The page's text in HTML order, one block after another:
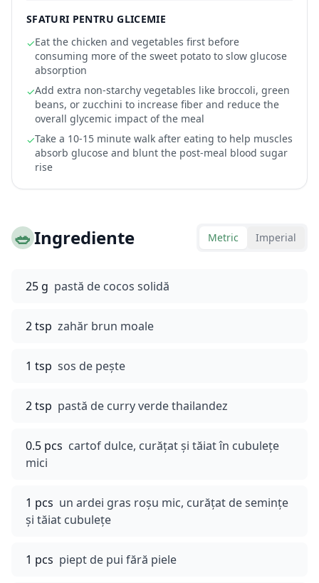
SFATURI PENTRU GLICEMIE
✓Eat the chicken and vegetables first before
consuming more of the sweet potato to slow glucose
absorption
✓Add extra non-starchy vegetables like broccoli, green
beans, or zucchini to increase fiber and reduce the
overall glycemic impact of the meal
✓Take a 10-15 minute walk after eating to help muscles
absorb glucose and blunt the post-meal blood sugar
rise
🥗Ingrediente Metric Imperial
25 g pastă de cocos solidă
2 tsp zahăr brun moale
1 tsp sos de pește
2 tsp pastă de curry verde thailandez
0.5 pcs cartof dulce, curățat și tăiat în cubulețe
mici
1 pcs un ardei gras roșu mic, curățat de semințe
și tăiat cubulețe
1 pcs piept de pui fără piele